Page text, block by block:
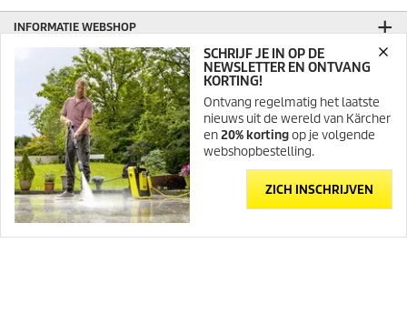
SCHRIJF JE IN OP DE
NEWSLETTER EN ONTVANG
KORTING!
Ontvang regelmatig het laatste
nieuws uit de wereld van Kärcher
en20% kortingop je volgende
webshopbestelling.
ZICH INSCHRIJVEN
INFORMATIE WEBSHOP
BETALINGSMOGELIJKHEDEN
VERZENDING
KLANTENBEOORDELINGEN
NEWSLETTER HOME & GARDEN
VOLG ONS OP SOCIAL MEDIA!
CONTACT
Kärcher NV